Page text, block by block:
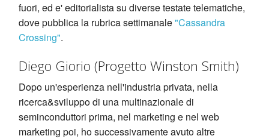
fuori, ed e' editorialista su diverse testate telematiche,
dove pubblica la rubrica settimanale"Cassandra
Crossing".
Diego Giorio (Progetto Winston Smith)
Dopo un'esperienza nell'industria privata, nella
ricerca&sviluppo di una multinazionale di
seminconduttori prima, nel marketing e nel web
marketing poi, ho successivamente avuto altre